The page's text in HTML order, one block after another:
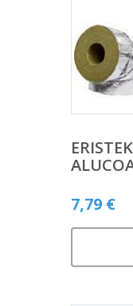
7,79 €